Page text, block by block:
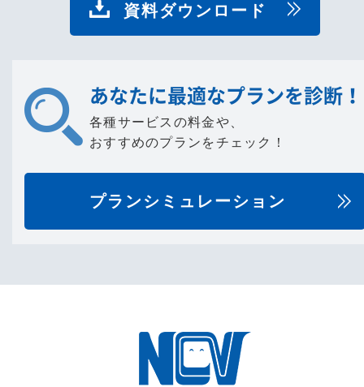
資料ダウンロード
あなたに最適なプランを診断！
各種サービスの料金や、
おすすめのプランをチェック！
プランシミュレーション